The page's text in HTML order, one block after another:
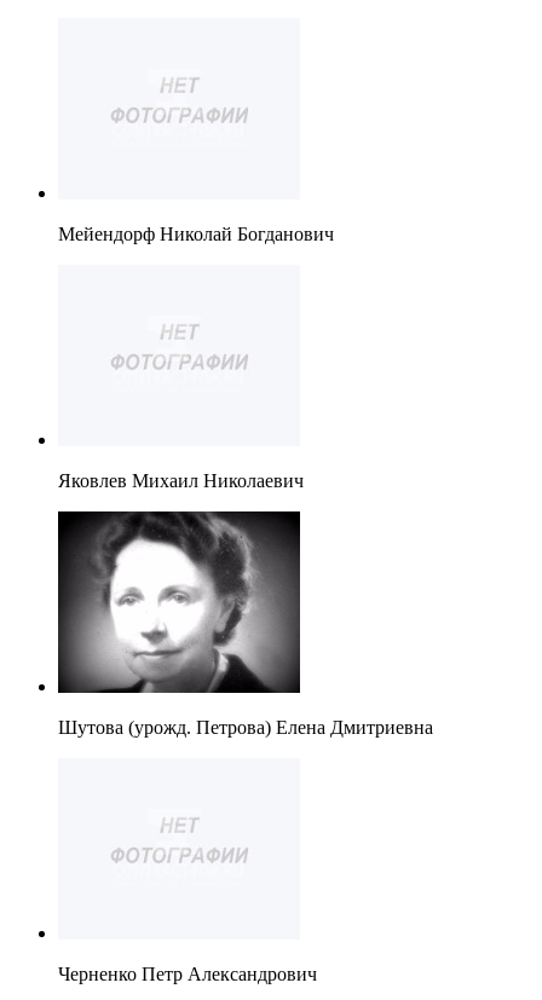
Мейендорф Николай Богданович
Яковлев Михаил Николаевич
Шутова (урожд. Петрова) Елена Дмитриевна
Черненко Петр Александрович